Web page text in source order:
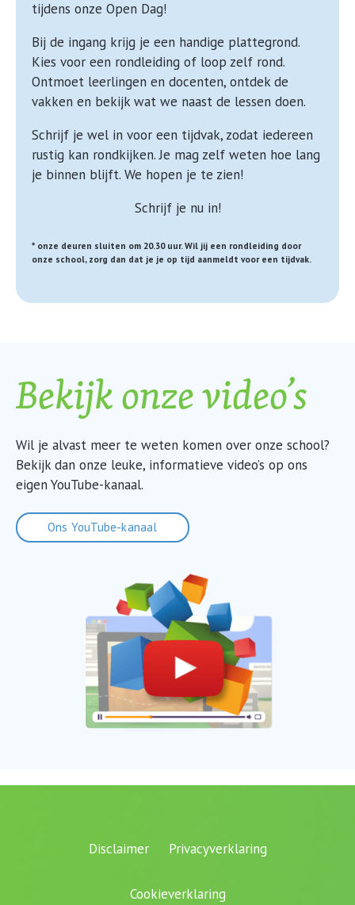
tijdens onze Open Dag!
Bij de ingang krijg je een handige plattegrond.
Kies voor een rondleiding of loop zelf rond.
Ontmoet leerlingen en docenten, ontdek de
vakken en bekijk wat we naast de lessen doen.
Schrijf je wel in voor een tijdvak, zodat iedereen
rustig kan rondkijken. Je mag zelf weten hoe lang
je binnen blijft. We hopen je te zien!
Schrijf je nu in!
* onze deuren sluiten om 20.30 uur. Wil jij een rondleiding door
onze school, zorg dan dat je je op tijd aanmeldt voor een tijdvak.
Bekijk onze video’s
Wil je alvast meer te weten komen over onze school?
Bekijk dan onze leuke, informatieve video’s op ons
eigen YouTube-kanaal.
Ons YouTube-kanaal
Disclaimer Privacyverklaring
Cookieverklaring